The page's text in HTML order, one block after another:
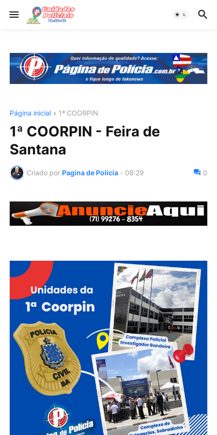
Página inicial 1ª COORPIN
1ª COORPIN - Feira de
Santana
Criado por Pagina de Polícia - 08:29 0